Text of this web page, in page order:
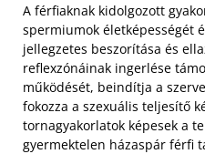
A férfiaknak kidolgozott
spermiumok életképességét
jellegzetes beszorítása és
reflexzónáinak ingerlése
működését, beindítja a
fokozza a szexuális teljesítő
tornagyakorlatok képesek a
gyermektelen házaspár férfi